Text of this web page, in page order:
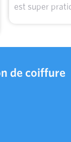
est super
de coiffure